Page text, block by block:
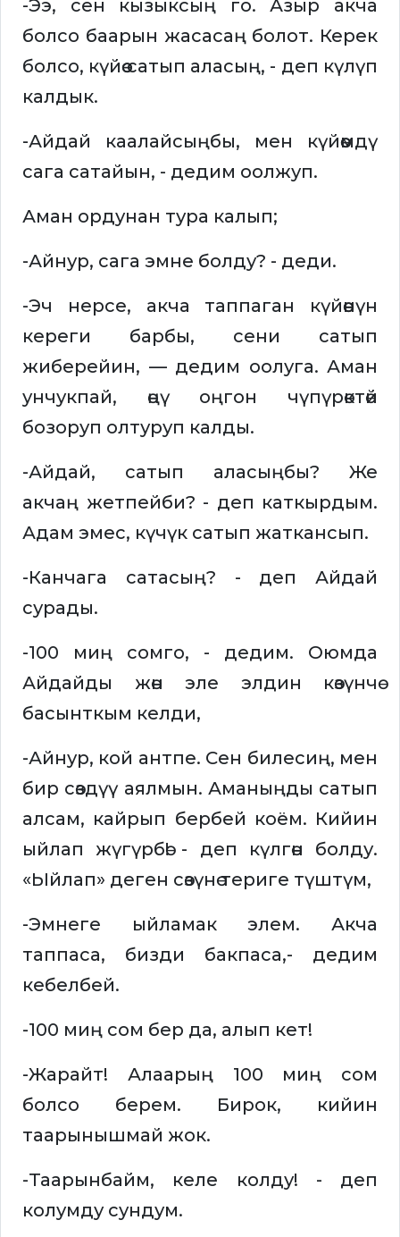
-Ээ, сен кызыксың го. Азыр акча
болсо баарын жасасаң болот. Керек
болсо, күйөө сатып аласың, - деп күлүп
калдык.
-Айдай каалайсыңбы, мен күйөөмдү
сага сатайын, - дедим оолжуп.
Аман ордунан тура калып;
-Айнур, сага эмне болду? - деди.
-Эч нерсе, акча таппаган күйөөнүн
кереги барбы, сени сатып
жиберейин, — дедим оолуга. Аман
унчукпай, өңү оңгон чүпүрөктөй
бозоруп олтуруп калды.
-Айдай, сатып аласыңбы? Же
акчаң жетпейби? - деп каткырдым.
Адам эмес, күчүк сатып жаткансып.
-Канчага сатасың? - деп Айдай
сурады.
-100 миң сомго, - дедим. Оюмда
Айдайды жөн эле элдин көзүнчө
басынткым келди,
-Айнур, кой антпе. Сен билесиң, мен
бир сөздүү аялмын. Аманыңды сатып
алсам, кайрып бербей коём. Кийин
ыйлап жүгүрбө! - деп күлгөн болду.
«Ыйлап» деген сөзүнө териге түштүм,
-Эмнеге ыйламак элем. Акча
таппаса, бизди бакпаса,- дедим
кебелбей.
-100 миң сом бер да, алып кет!
-Жарайт! Алаарың 100 миң сом
болсо берем. Бирок, кийин
таарынышмай жок.
-Таарынбайм, келе колду! - деп
колумду сундум.